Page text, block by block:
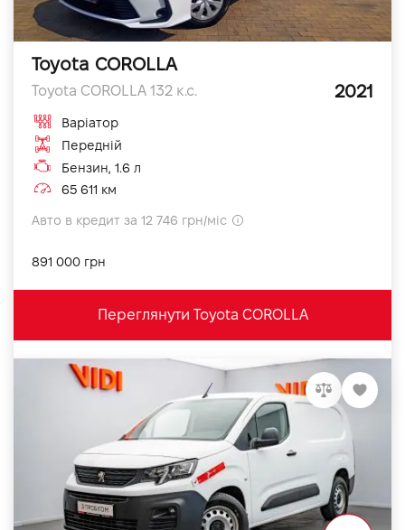
Toyota COROLLA
Toyota COROLLA 132 к.с. 2021
Варіатор
Передній
Бензин, 1.6 л
65 611 км
Авто в кредит за 12 746 грн/міс
891 000 грн
Переглянути Toyota COROLLA